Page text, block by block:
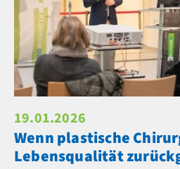
19.01.2026
Wenn plastische
Lebensqualität